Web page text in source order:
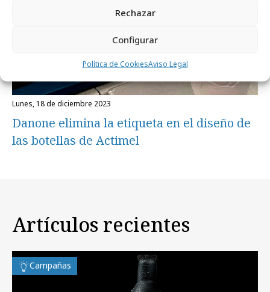
Rechazar
Configurar
Política de CookiesAviso Legal
lunes, 18 de diciembre 2023
Danone elimina la etiqueta en el diseño de
las botellas de Actimel
Artículos recientes
Campañas